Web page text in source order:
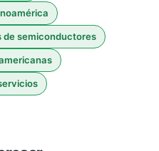
de semiconductores